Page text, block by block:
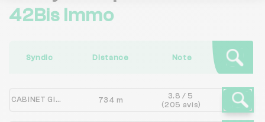
42Bis Immo
Syndic Distance Note
CABINET GINET 734 m
3.8 / 5
(205 avis)